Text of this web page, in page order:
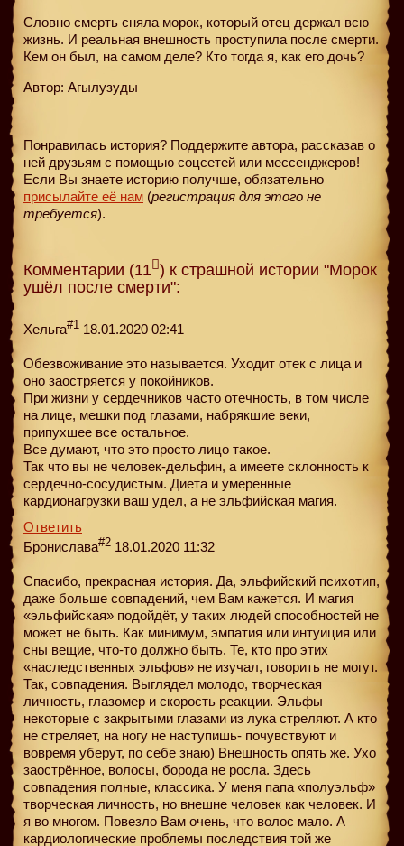
Словно смерть сняла морок, который отец держал всю
жизнь. И реальная внешность проступила после смерти.
Кем он был, на самом деле? Кто тогда я, как его дочь?
Автор: Агылузуды
Понравилась история? Поддержите автора, рассказав о
ней друзьям с помощью соцсетей или мессенджеров!
Если Вы знаете историю получше, обязательно
присылайте её нам (регистрация для этого не
требуется).
Комментарии (11 ) к страшной истории "Морок
ушёл после смерти":
Хельга#1 18.01.2020 02:41
Обезвоживание это называется. Уходит отек с лица и
оно заостряется у покойников.
При жизни у сердечников часто отечность, в том числе
на лице, мешки под глазами, набрякшие веки,
припухшее все остальное.
Все думают, что это просто лицо такое.
Так что вы не человек-дельфин, а имеете склонность к
сердечно-сосудистым. Диета и умеренные
кардионагрузки ваш удел, а не эльфийская магия.
Ответить
Бронислава#2 18.01.2020 11:32
Спасибо, прекрасная история. Да, эльфийский психотип,
даже больше совпадений, чем Вам кажется. И магия
«эльфийская» подойдёт, у таких людей способностей не
может не быть. Как минимум, эмпатия или интуиция или
сны вещие, что-то должно быть. Те, кто про этих
«наследственных эльфов» не изучал, говорить не могут.
Так, совпадения. Выглядел молодо, творческая
личность, глазомер и скорость реакции. Эльфы
некоторые с закрытыми глазами из лука стреляют. А кто
не стреляет, на ногу не наступишь- почувствуют и
вовремя уберут, по себе знаю) Внешность опять же. Ухо
заострённое, волосы, борода не росла. Здесь
совпадения полные, классика. У меня папа «полуэльф»
творческая личность, но внешне человек как человек. И
я во многом. Повезло Вам очень, что волос мало. А
кардиологические проблемы последствия той же